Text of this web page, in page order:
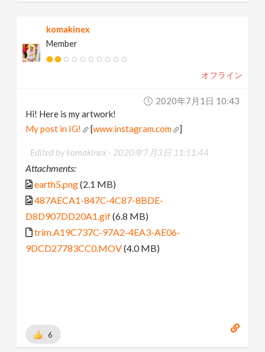
komakinex
Member
オフライン
2020年7月1日 10:43
Hi! Here is my artwork!
My post in IG!
[www.instagram.com ]
Edited by komakinex - 2020年7月3日 11:11:44
Attachments:
earth5.png(2.1 MB)
487AECA1-847C-4C87-8BDE-
D8D907DD20A1.gif(6.8 MB)
trim.A19C737C-97A2-4EA3-AE06-
9DCD27783CC0.MOV(4.0 MB)
6